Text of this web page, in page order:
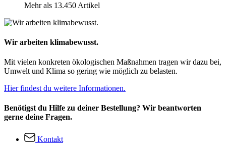
Mehr als 13.450 Artikel
Wir arbeiten klimabewusst.
Mit vielen konkreten ökologischen Maßnahmen tragen wir dazu bei,
Umwelt und Klima so gering wie möglich zu belasten.
Hier findest du weitere Informationen.
Benötigst du Hilfe zu deiner Bestellung? Wir beantworten
gerne deine Fragen.
Kontakt